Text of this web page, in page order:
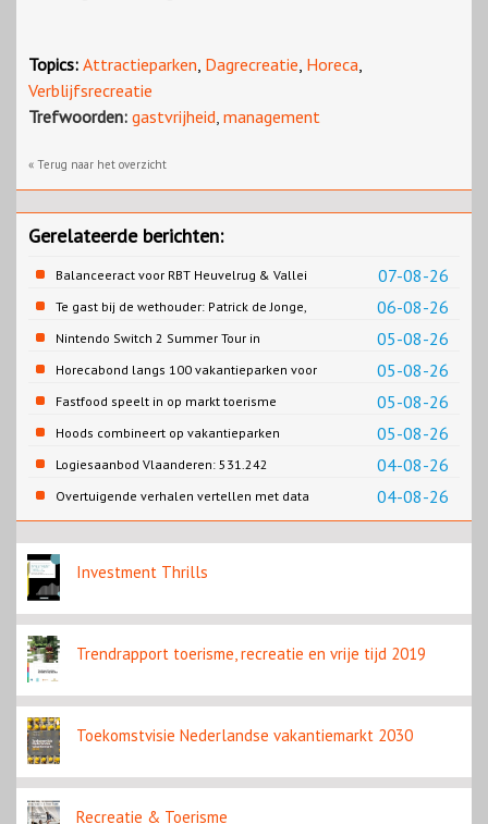
Topics: Attractieparken, Dagrecreatie, Horeca,
Verblijfsrecreatie
Trefwoorden: gastvrijheid, management
« Terug naar het overzicht
Gerelateerde berichten:
07-08-26
Balanceeract voor RBT Heuvelrug & Vallei
06-08-26
Te gast bij de wethouder: Patrick de Jonge,
Gemeente Emmen
05-08-26
Nintendo Switch 2 Summer Tour in
Slagharen
05-08-26
Horecabond langs 100 vakantieparken voor
Cao-recreatie
05-08-26
Fastfood speelt in op markt toerisme
05-08-26
Hoods combineert op vakantieparken
recreatie en wonen
04-08-26
Logiesaanbod Vlaanderen: 531.242
slaapplaatsen
04-08-26
Overtuigende verhalen vertellen met data
Investment Thrills
Trendrapport toerisme, recreatie en vrije tijd 2019
Toekomstvisie Nederlandse vakantiemarkt 2030
Recreatie & Toerisme